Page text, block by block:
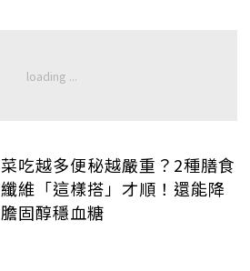
菜吃越多便秘越嚴重？2種膳食
纖維「這樣搭」才順！還能降
膽固醇穩血糖